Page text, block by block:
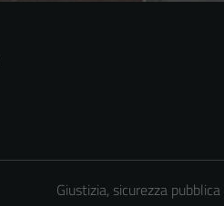
Giustizia, sicurezza